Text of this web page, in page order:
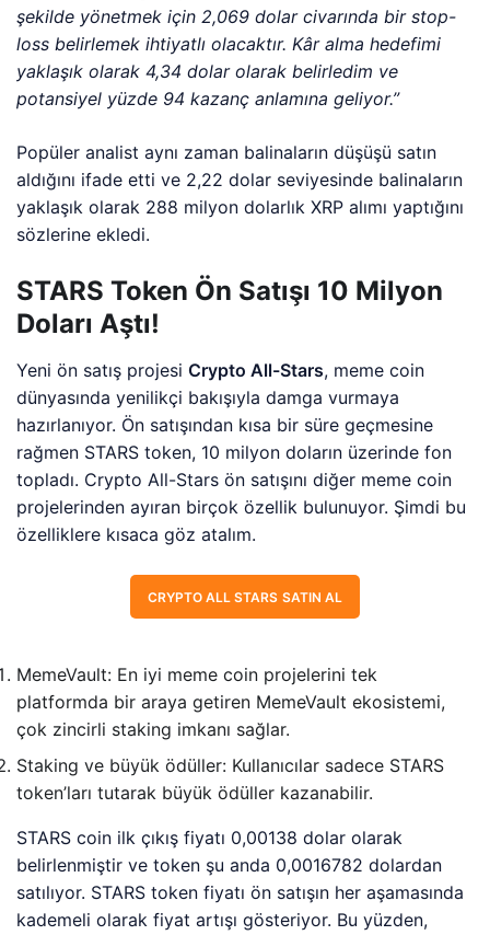
şekilde yönetmek için 2,069 dolar civarında bir stop-
loss belirlemek ihtiyatlı olacaktır. Kâr alma hedefimi
yaklaşık olarak 4,34 dolar olarak belirledim ve
potansiyel yüzde 94 kazanç anlamına geliyor.”
Popüler analist aynı zaman balinaların düşüşü satın
aldığını ifade etti ve 2,22 dolar seviyesinde balinaların
yaklaşık olarak 288 milyon dolarlık XRP alımı yaptığını
sözlerine ekledi.
STARS Token Ön Satışı 10 Milyon
Doları Aştı!
Yeni ön satış projesiCrypto All-Stars, meme coin
dünyasında yenilikçi bakışıyla damga vurmaya
hazırlanıyor. Ön satışından kısa bir süre geçmesine
rağmen STARS token, 10 milyon doların üzerinde fon
topladı. Crypto All-Stars ön satışını diğer meme coin
projelerinden ayıran birçok özellik bulunuyor. Şimdi bu
özelliklere kısaca göz atalım.
CRYPTO ALL STARS SATIN AL
MemeVault: En iyi meme coin projelerini tek
platformda bir araya getiren MemeVault ekosistemi,
çok zincirli staking imkanı sağlar.
Staking ve büyük ödüller: Kullanıcılar sadece STARS
token’ları tutarak büyük ödüller kazanabilir.
STARS coin ilk çıkış fiyatı 0,00138 dolar olarak
belirlenmiştir ve token şu anda 0,0016782 dolardan
satılıyor. STARS token fiyatı ön satışın her aşamasında
kademeli olarak fiyat artışı gösteriyor. Bu yüzden,